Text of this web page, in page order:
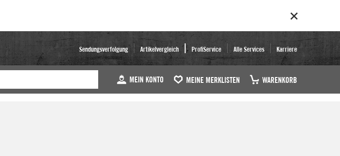
Sendungsverfolgung Artikelvergleich ProfiService Alle Services Karriere
MEIN KONTO MEINE MERKLISTEN WARENKORB